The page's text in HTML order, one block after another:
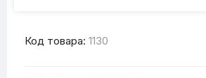
Код товара: 1130